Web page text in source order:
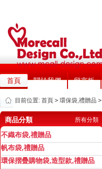
首頁 關於我們 留言板
目前位置: 首頁 > 環保袋,禮贈品 >
商品分類 所有分類
不織布袋,禮贈品
帆布袋,禮贈品
環保摺疊購物袋,造型款,禮贈品